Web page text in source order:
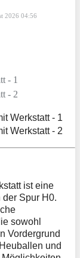
2026 04:56
ist eine
Spur H0.
sowohl
Vordergrund
und